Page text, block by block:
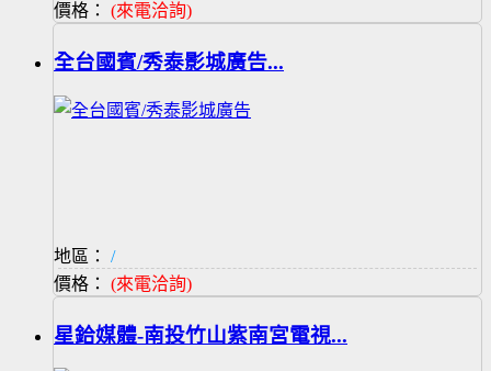
價格： (來電洽詢)
全台國賓/秀泰影城廣告...
地區：
/
價格： (來電洽詢)
星鉿媒體-南投竹山紫南宮電視...